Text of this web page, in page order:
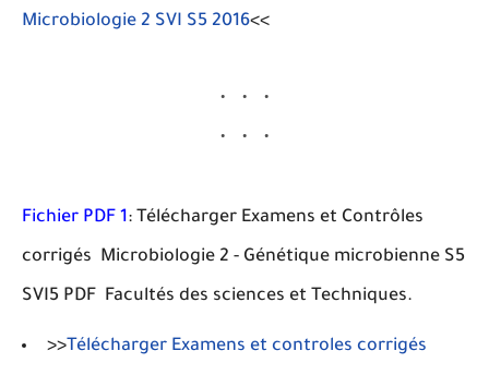
Microbiologie 2 SVI S5 2016<<
Fichier PDF 1: Télécharger Examens et Contrôles
corrigés Microbiologie 2 - Génétique microbienne S5
SVI5 PDF Facultés des sciences et Techniques.
>>Télécharger Examens et controles corrigés